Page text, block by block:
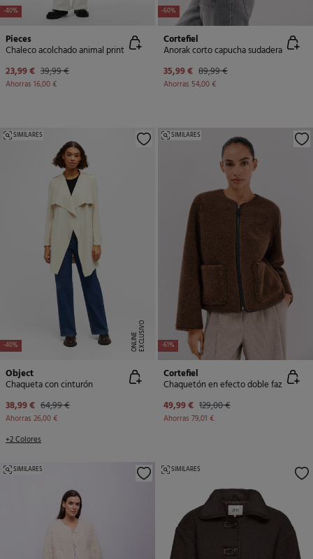
-40%
Pieces
Chaleco acolchado animal print
23,99 € 39,99 €
Ahorras 16,00 €
-60%
Cortefiel
Anorak corto capucha sudadera
35,99 € 89,99 €
Ahorras 54,00 €
-40% E
X
C
L
U
SI
V
O
O
N
LI
N
E
SIMILARES
Object
Chaqueta con cinturón
38,99 € 64,99 €
Ahorras 26,00 €
+2 Colores
-61%
SIMILARES
Cortefiel
Chaquetón en efecto doble faz
49,99 € 129,00 €
Ahorras 79,01 €
SIMILARES SIMILARES